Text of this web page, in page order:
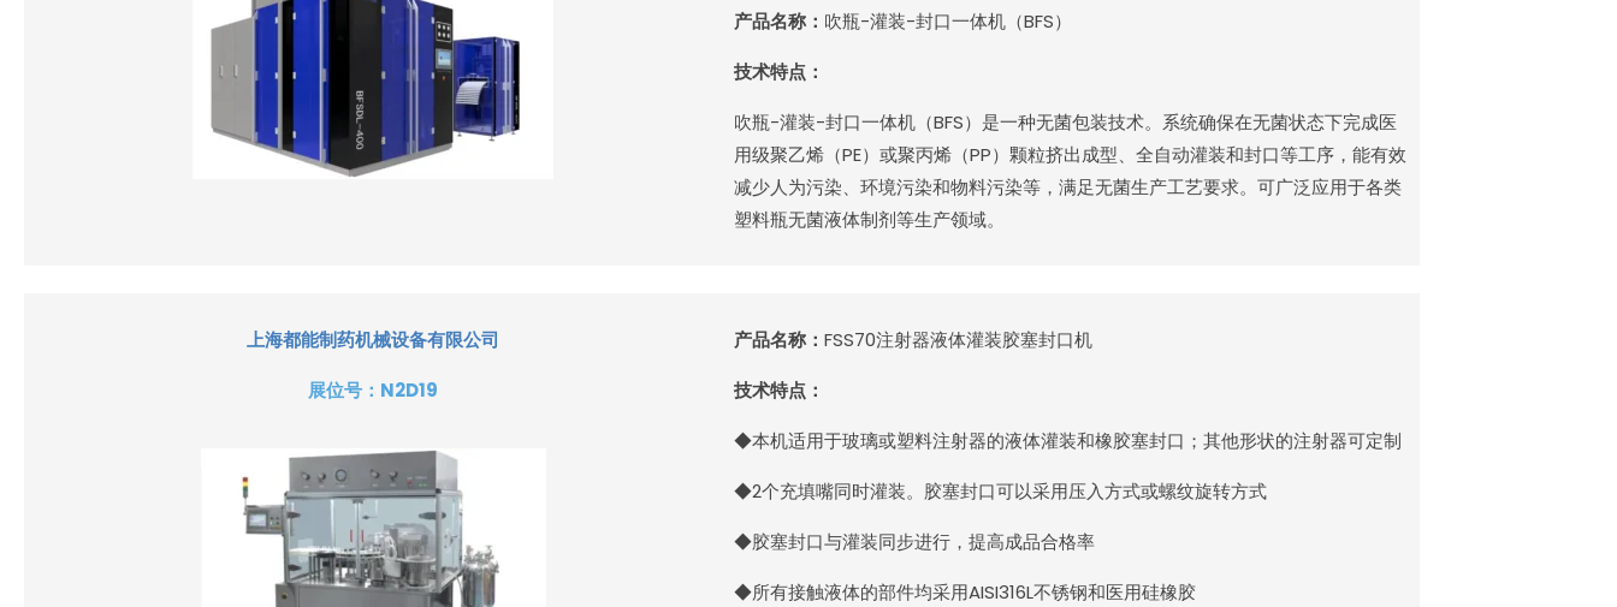
产品名称： 吹瓶-灌装-封口一体机（BFS）
技术特点：
吹瓶-灌装-封口一体机（BFS）是一种无菌包装技术。系统确保在无菌状态下完成医
用级聚乙烯（PE）或聚丙烯（PP）颗粒挤出成型、全自动灌装和封口等工序，能有效
减少人为污染、环境污染和物料污染等，满足无菌生产工艺要求。可广泛应用于各类
塑料瓶无菌液体制剂等生产领域。
上海都能制药机械设备有限公司
展位号： N2D19
产品名称： FSS70注射器液体灌装胶塞封口机
技术特点：
◆本机适用于玻璃或塑料注射器的液体灌装和橡胶塞封口；其他形状的注射器可定制
◆2个充填嘴同时灌装。胶塞封口可以采用压入方式或螺纹旋转方式
◆胶塞封口与灌装同步进行，提高成品合格率
◆所有接触液体的部件均采用AISI316L不锈钢和医用硅橡胶